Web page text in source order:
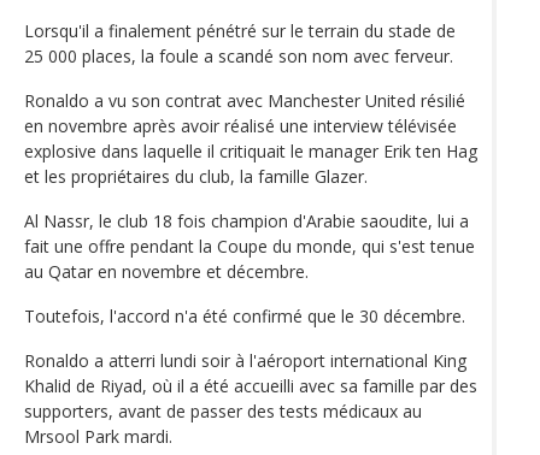
Lorsqu'il a finalement pénétré sur le terrain du stade de
25 000 places, la foule a scandé son nom avec ferveur.
Ronaldo a vu son contrat avec Manchester United résilié
en novembre après avoir réalisé une interview télévisée
explosive dans laquelle il critiquait le manager Erik ten Hag
et les propriétaires du club, la famille Glazer.
Al Nassr, le club 18 fois champion d'Arabie saoudite, lui a
fait une offre pendant la Coupe du monde, qui s'est tenue
au Qatar en novembre et décembre.
Toutefois, l'accord n'a été confirmé que le 30 décembre.
Ronaldo a atterri lundi soir à l'aéroport international King
Khalid de Riyad, où il a été accueilli avec sa famille par des
supporters, avant de passer des tests médicaux au
Mrsool Park mardi.